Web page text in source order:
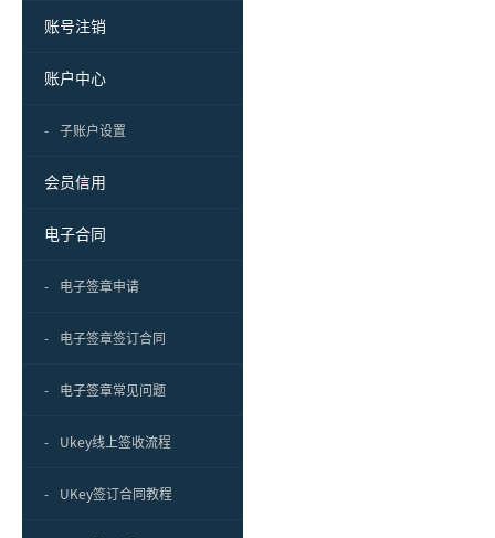
账号注销
账户中心
- 子账户设置
会员信用
电子合同
- 电子签章申请
- 电子签章签订合同
- 电子签章常见问题
- Ukey线上签收流程
- UKey签订合同教程